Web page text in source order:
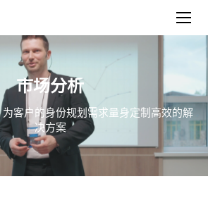
市场分析
客户的身份规划需求量身定制高效的解
决方案